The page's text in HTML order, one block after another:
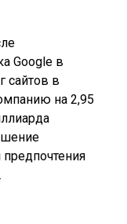
Google в
сайтов в
на 2,95